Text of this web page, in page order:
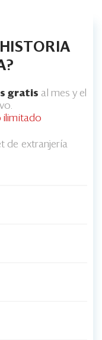
gratis al mes y el
ilimitado
de extranjería